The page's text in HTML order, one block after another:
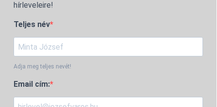
hírleveleire!
Teljes név
Adja meg teljes nevét!
Email cím: